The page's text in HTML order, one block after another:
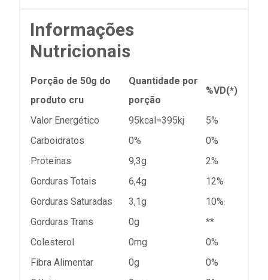
Informações
Nutricionais
Porção de 50g do
produto cru
Quantidade por
porção
%VD(*)
Valor Energético 95kcal=395kj
5%
Carboidratos
0%
0%
Proteínas
9,3g
2%
Gorduras Totais
6,4g
12%
Gorduras Saturadas
3,1g
10%
Gorduras Trans
0g
**
Colesterol
0mg
0%
Fibra Alimentar
0g
0%